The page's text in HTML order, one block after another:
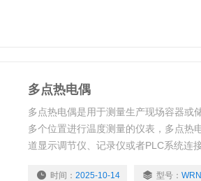
多点热电偶
多点热电偶是用于测量生产现场容器或
多个位置进行温度测量的仪表，多点热
道显示调节仪、记录仪或者PLC系统连
时间： 2025-10-14 型号：